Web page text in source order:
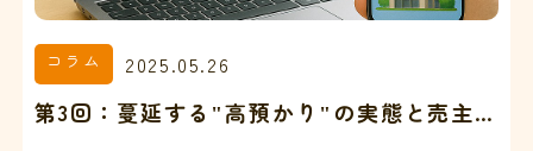
コラム 2025.05.26
第3回：蔓延する"高預かり"の実態と売主様
の誤解